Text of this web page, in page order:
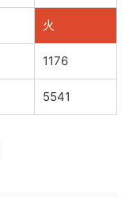
火
1176
5541